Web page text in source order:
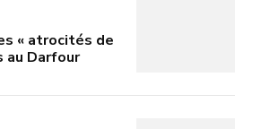
« atrocités de
au Darfour